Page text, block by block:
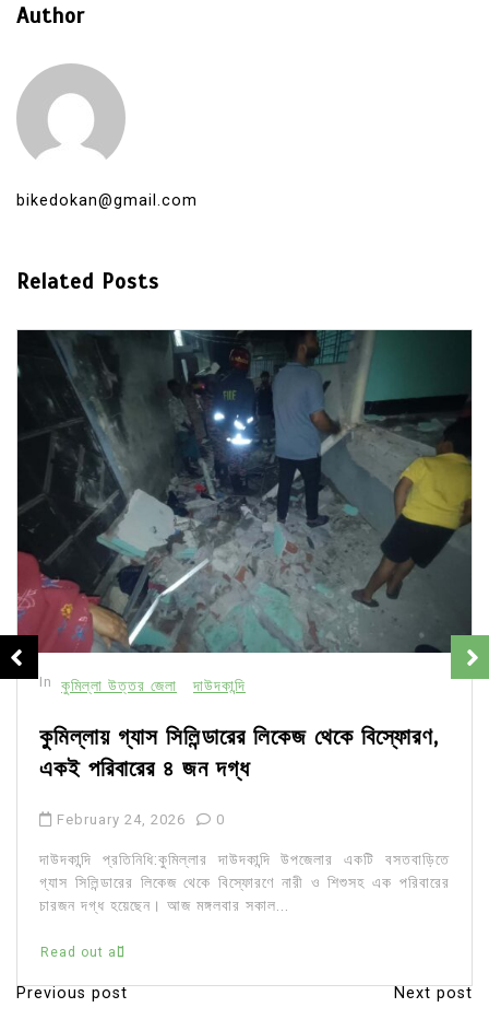
Author
bikedokan@gmail.com
Related Posts
In কুমিল্লা উত্তর জেলা দাউদকান্দি
কুমিল্লায় গ্যাস সিলিন্ডারের লিকেজ থেকে বিস্ফোরণ,
একই পরিবারের ৪ জন দগ্ধ
February 24, 2026 0
দাউদকান্দি প্রতিনিধি:কুমিল্লার দাউদকান্দি উপজেলার একটি বসতবাড়িতে
গ্যাস সিলিন্ডারের লিকেজ থেকে বিস্ফোরণে নারী ও শিশুসহ এক পরিবারের
চারজন দগ্ধ হয়েছেন। আজ মঙ্গলবার সকাল...
Read out all
P
Previous post Next post